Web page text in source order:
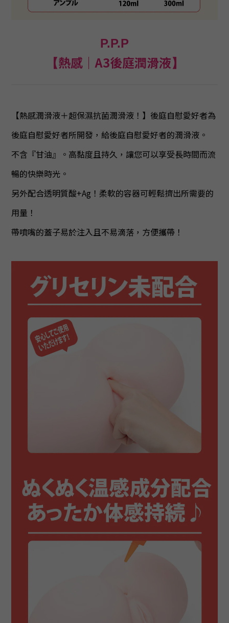
P.P.P
【熱感｜A3後庭潤滑液】
【熱感潤滑液＋超保濕抗菌潤滑液！】後庭自慰愛好者為
後庭自慰愛好者所開發，給後庭自慰愛好者的潤滑液。
不含『甘油』。高黏度且持久，讓您可以享受長時間而流
暢的快樂時光。
另外配合透明質酸+Ag！柔軟的容器可輕鬆擠出所需要的
用量！
帶噴嘴的蓋子易於注入且不易滴落，方便攜帶！